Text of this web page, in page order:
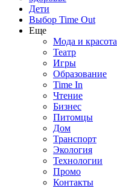
Дети
Выбор Time Out
Еще
Мода и красота
Театр
Игры
Образование
Time In
Чтение
Бизнес
Питомцы
Дом
Транспорт
Экология
Технологии
Промо
Контакты